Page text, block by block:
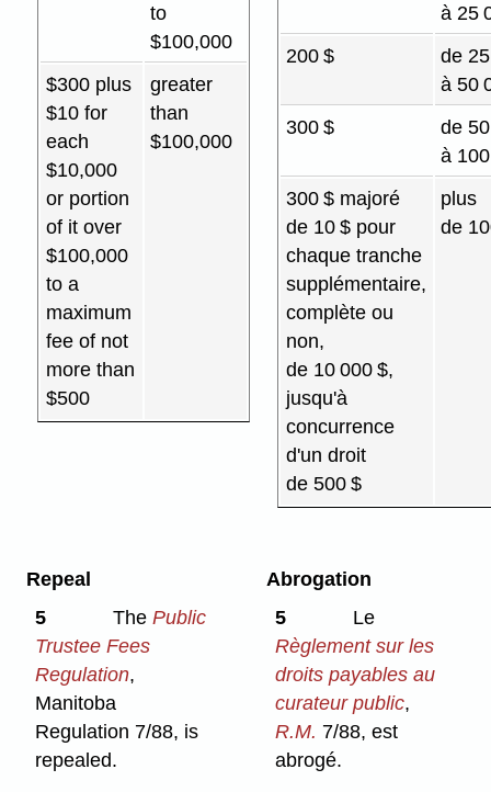
to
$100,000
$300 plus
$10 for
each
$10,000
or portion
of it over
$100,000
to a
maximum
fee of not
more than
$500
greater
than
$100,000
à 25
200 $
de
à 50
300 $
de
à
300 $ majoré
de 10 $ pour
chaque tranche
supplémentaire,
complète ou
non,
de 10 000 $,
jusqu'à
concurrence
d'un droit
de 500 $
plus
de
Repeal
5
The Public
Trustee Fees
Regulation,
Manitoba
Regulation 7/88, is
repealed.
Abrogation
5
Le
Règlement sur les
droits payables au
curateur public,
R.M. 7/88, est
abrogé.